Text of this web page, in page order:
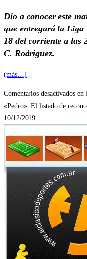
Dio a conocer este
que entregará la Liga
18 del corriente a las
C. Rodríguez.
(más…)
Comentarios desactivados en
«Pedro». El listado de
10/12/2019